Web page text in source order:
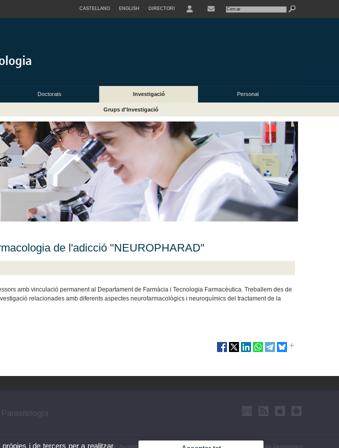
CASTELLANO ENGLISH DIRECTORI
Doctorats Investigació Personal
Grups d'Investigació
de l'adicció "NEUROPHARAD"
amb vinculació permanent al Departament de Farmàcia i Tecnologia Farmacèutica. Treballem des de
relacionades amb diferents aspectes neurofarmacològics i neuroquímics del tractament de la
Avís legal Accessibilitat Política privacitat|Cookies|Transparència Bústia Departament
i de tercers per a realitzar